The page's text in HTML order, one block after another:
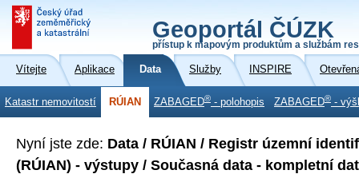
Geoportál ČÚZK
přístup k mapovým produktům a službám
Vítejte Aplikace Data Služby INSPIRE
Katastr nemovitostí RÚIAN ZABAGED® - polohopis ZABAGED® -
Nyní jste zde: Data / RÚIAN / Registr územní
(RÚIAN) - výstupy / Současná data - kompletní